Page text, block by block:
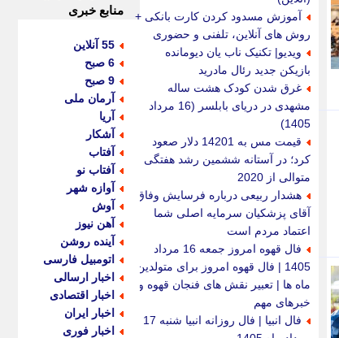
آموزش مسدود کردن کارت بانکی +
روش های آنلاین، تلفنی و حضوری
ویدیو| تکنیک ناب یان دیومانده
بازیکن جدید رئال مادرید
غرق شدن کودک هشت ساله
مشهدی در دریای بابلسر (16 مرداد
1405)
قیمت مس به 14201 دلار صعود
کرد؛ در آستانه ششمین رشد هفتگی
متوالی از 2020
هشدار ربیعی درباره فرسایش وفاق؛
آقای پزشکیان سرمایه اصلی شما
اعتماد مردم است
فال قهوه امروز جمعه 16 مرداد
1405 | فال قهوه امروز برای متولدین
ماه ها | تعبیر نقش های فنجان قهوه و
خبرهای مهم
فال انبیا | فال روزانه انبیا شنبه 17
منابع خبری
55 آنلاین
6 صبح
9 صبح
آرمان ملی
آریا
آشکار
آفتاب
آفتاب نو
آوازه شهر
آوش
آهن نیوز
آینده روشن
اتومبیل فارسی
اخبار ارسالی
اخبار اقتصادی
اخبار ایران
اخبار فوری